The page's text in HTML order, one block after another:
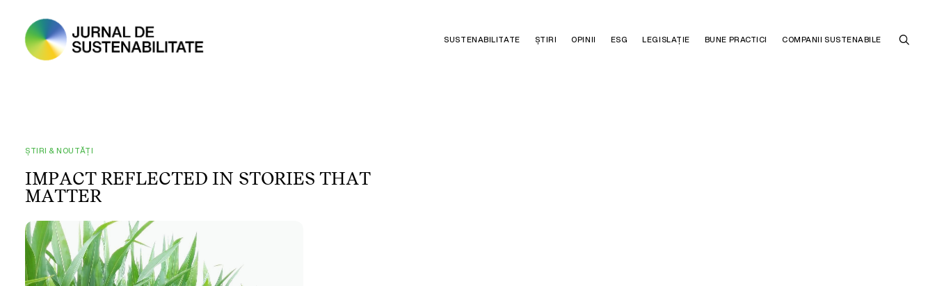
SUSTENABILITATE ȘTIRI OPINII ESG LEGISLAȚIE BUNE PRACTICI COMPANII SUSTENABILE
ȘTIRI & NOUTĂȚI
IMPACT REFLECTED IN STORIES THAT
MATTER